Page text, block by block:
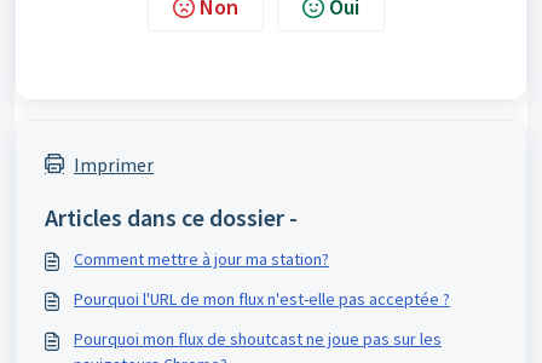
Non Oui
Imprimer
Articles dans ce dossier -
Comment mettre à jour ma station?
Pourquoi l'URL de mon flux n'est-elle pas acceptée ?
Pourquoi mon flux de shoutcast ne joue pas sur les